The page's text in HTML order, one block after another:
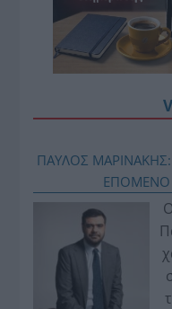
ΠΑΥΛΟΣ
ΕΠΟΜΕΝΟ